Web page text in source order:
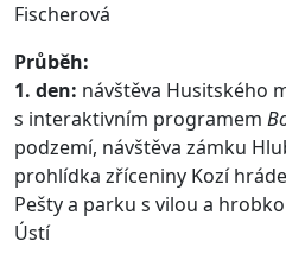
Fischerová
Průběh:
1. den: návštěva Husitského
s interaktivním programem
podzemí, návštěva zámku
prohlídka zříceniny Kozí
Pešty a parku s vilou a
Ústí